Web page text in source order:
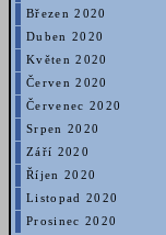
Březen 2020
Duben 2020
Květen 2020
Červen 2020
Červenec 2020
Srpen 2020
Září 2020
Říjen 2020
Listopad 2020
Prosinec 2020